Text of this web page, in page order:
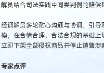
解员结合司法实践中同类判例的赔偿
经调解员多轮耐心沟通与协调，引
模，在合情合理、合法合规的基础
立即下架全部侵权商品并停止销售涉
专家点评